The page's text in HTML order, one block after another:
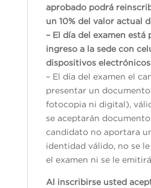
aprobado podrá
un 10% del valor actual
– El día del examen está
ingreso a la sede con
dispositivos
– El día del examen el
presentar un
fotocopia ni digital),
se aceptarán
candidato no aportara
identidad válido, no se
el examen ni se le
Al inscribirse usted